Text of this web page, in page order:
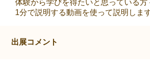
体験から学びを得たいと思っている方
1分で説明する動画を使って説明します
出展コメント